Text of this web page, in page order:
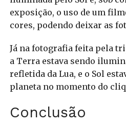
exposição, o uso de um
cores, podendo deixar as
Já na fotografia feita pela
a Terra estava sendo
refletida da Lua, e o Sol
planeta no momento do
Conclusão